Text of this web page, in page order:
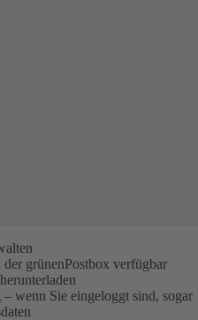
der grünenPostbox verfügbar
– wenn Sie eingeloggt sind, sogar